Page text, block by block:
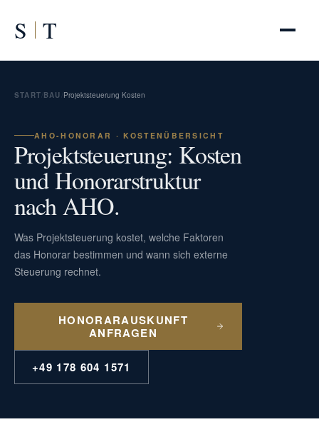
S T
START BAU Projektsteuerung Kosten
AHO-HONORAR · KOSTENÜBERSICHT
Projektsteuerung: Kosten
und Honorarstruktur
nach AHO.
Was Projektsteuerung kostet, welche Faktoren
das Honorar bestimmen und wann sich externe
Steuerung rechnet.
HONORARAUSKUNFT
ANFRAGEN
+49 178 604 1571